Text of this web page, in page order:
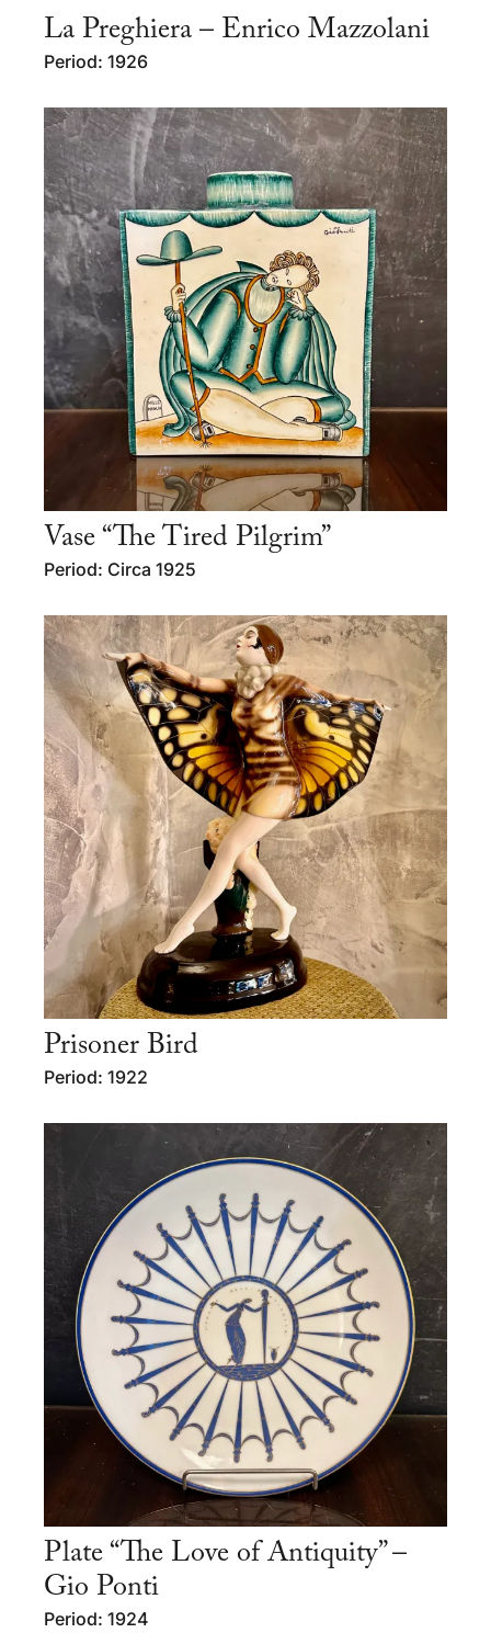
La Preghiera – Enrico Mazzolani
Period: 1926
Vase “The Tired Pilgrim”
Period: Circa 1925
Prisoner Bird
Period: 1922
Plate “The Love of Antiquity” –
Gio Ponti
Period: 1924